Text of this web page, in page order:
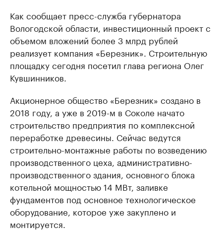
Как сообщает пресс-служба губернатора
Вологодской области, инвестиционный проект с
объемом вложений более 3 млрд рублей
реализует компания «Берeзник». Строительную
площадку сегодня посетил глава региона Олег
Кувшинников.
Акционерное общество «Березник» создано в
2018 году, а уже в 2019-м в Соколе начато
строительство предприятия по комплексной
переработке древесины. Сейчас ведутся
строительно-монтажные работы по возведению
производственного цеха, административно-
производственного здания, основного блока
котельной мощностью 14 МВт, заливке
фундаментов под основное технологическое
оборудование, которое уже закуплено и
монтируется.